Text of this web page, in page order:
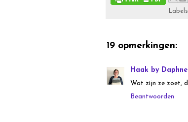
19 opmerkingen:
Haak by Daphne
Wat zijn ze zoet,
Beantwoorden